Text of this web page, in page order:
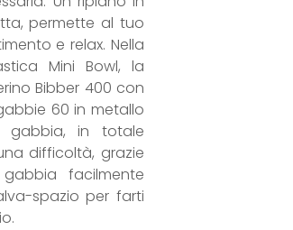
permette al tuo
e relax. Nella
Mini Bowl, la
Bibber 400 con
60 in metallo
gabbia, in totale
difficoltà, grazie
facilmente
spazio per farti